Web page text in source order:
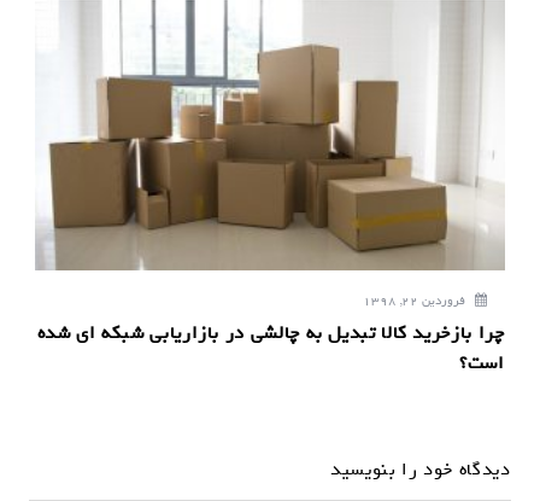
فروردین 22, 1398
چرا بازخرید کالا تبدیل به چالشی در بازاریابی شبکه ای شده
است؟
دیدگاه خود را بنویسید